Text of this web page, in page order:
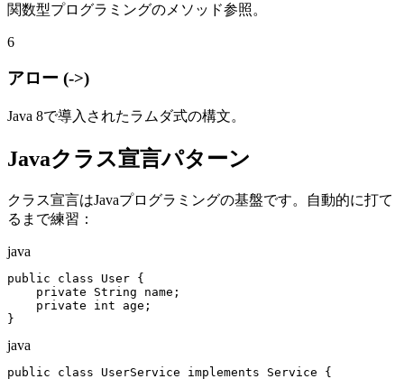
関数型プログラミングのメソッド参照。
6
アロー (->)
Java 8で導入されたラムダ式の構文。
Javaクラス宣言パターン
クラス宣言はJavaプログラミングの基盤です。自動的に打て
るまで練習：
java
public class User {
    private String name;
    private int age;
}
java
public class UserService implements Service {